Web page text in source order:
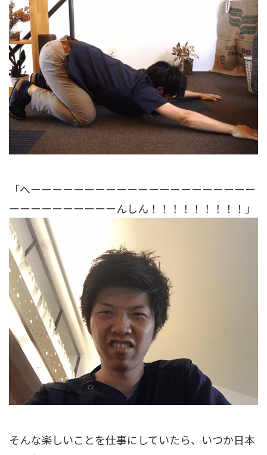
「へーーーーーーーーーーーーーーーーーーーーー
ーーーーーーーーーーんしん！！！！！！！！！」
そんな楽しいことを仕事にしていたら、いつか日本